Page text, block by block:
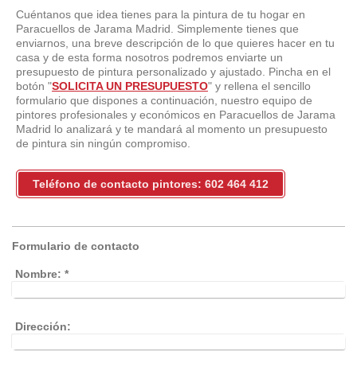
Cuéntanos que idea tienes para la pintura de tu hogar en
Paracuellos de Jarama Madrid. Simplemente tienes que
enviarnos, una breve descripción de lo que quieres hacer en tu
casa y de esta forma nosotros podremos enviarte un
presupuesto de pintura personalizado y ajustado. Pincha en el
botón "SOLICITA UN PRESUPUESTO" y rellena el sencillo
formulario que dispones a continuación, nuestro equipo de
pintores profesionales y económicos en Paracuellos de Jarama
Madrid lo analizará y te mandará al momento un presupuesto
de pintura sin ningún compromiso.
Teléfono de contacto pintores: 602 464 412
Formulario de contacto
Nombre: *
Dirección: